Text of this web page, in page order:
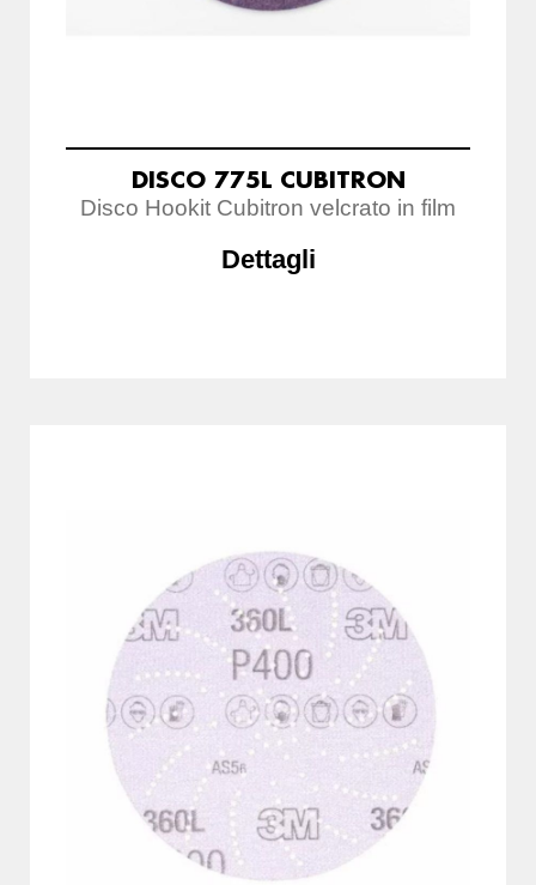
DISCO 775L CUBITRON
Disco Hookit Cubitron velcrato in film
Dettagli